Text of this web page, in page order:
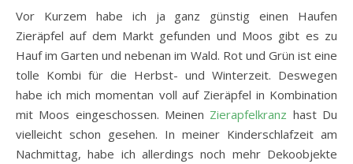
Vor Kurzem habe ich ja ganz günstig einen Haufen
Zieräpfel auf dem Markt gefunden und Moos gibt es zu
Hauf im Garten und nebenan im Wald. Rot und Grün ist eine
tolle Kombi für die Herbst- und Winterzeit. Deswegen
habe ich mich momentan voll auf Zieräpfel in Kombination
mit Moos eingeschossen. Meinen Zierapfelkranz hast Du
vielleicht schon gesehen. In meiner Kinderschlafzeit am
Nachmittag, habe ich allerdings noch mehr Dekoobjekte